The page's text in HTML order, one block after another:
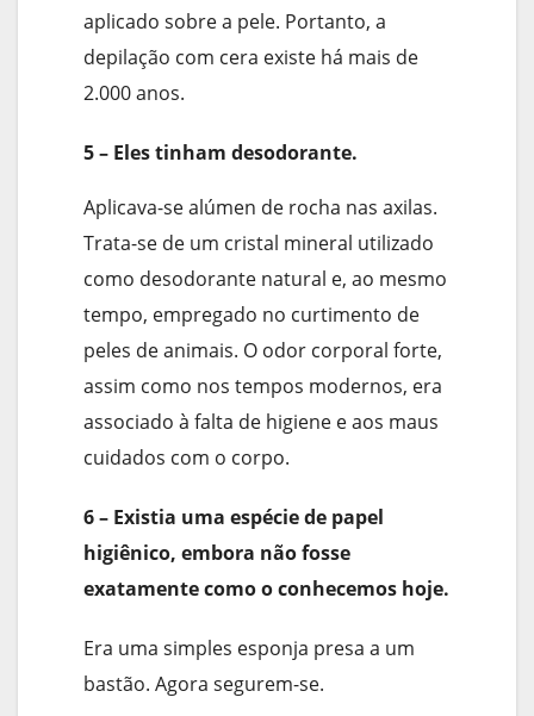
aplicado sobre a pele. Portanto, a
depilação com cera existe há mais de
2.000 anos.
5 – Eles tinham desodorante.
Aplicava-se alúmen de rocha nas axilas.
Trata-se de um cristal mineral utilizado
como desodorante natural e, ao mesmo
tempo, empregado no curtimento de
peles de animais. O odor corporal forte,
assim como nos tempos modernos, era
associado à falta de higiene e aos maus
cuidados com o corpo.
6 – Existia uma espécie de papel
higiênico, embora não fosse
exatamente como o conhecemos hoje.
Era uma simples esponja presa a um
bastão. Agora segurem-se.